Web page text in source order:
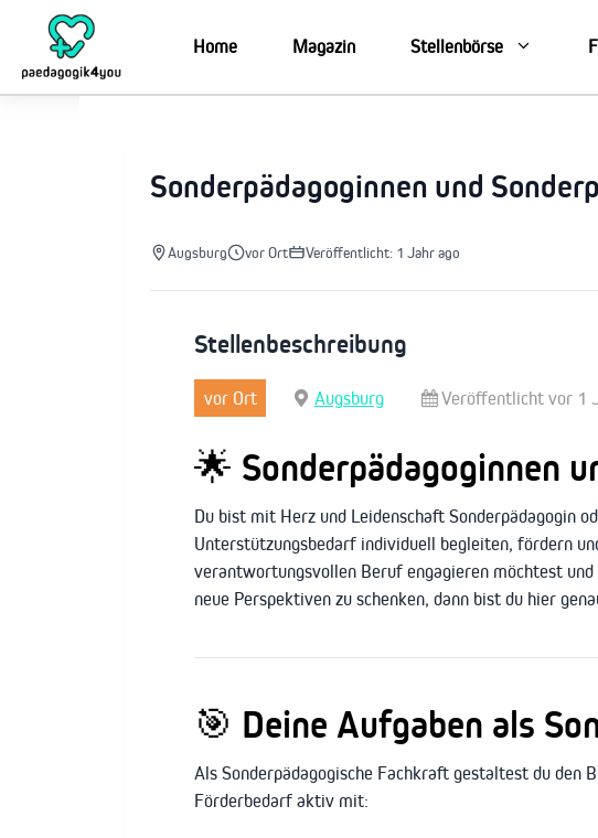
springen
Home Magazin Stellenbörse
Sonderpädagoginnen und
Augsburg vor Ort Veröffentlicht: 1 Jahr ago
Stellenbeschreibung
vor Ort Augsburg Veröffentlicht vor 1
🌟 Sonderpädagoginnen
Du bist mit Herz und Leidenschaft Sonderpädagogin
Unterstützungsbedarf individuell begleiten, fördern
verantwortungsvollen Beruf engagieren möchtest und
neue Perspektiven zu schenken, dann bist du hier
🎯 Deine Aufgaben als
Als Sonderpädagogische Fachkraft gestaltest du den
Förderbedarf aktiv mit: